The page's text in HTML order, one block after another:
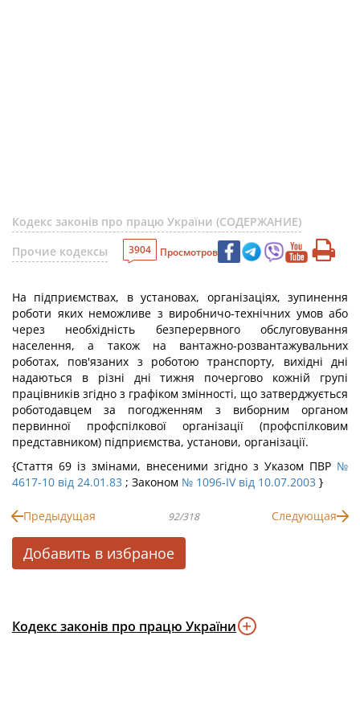
Кодекс законів про працю України (СОДЕРЖАНИЕ)
Прочие кодексы
3904 Просмотров
На підприємствах, в установах, організаціях, зупинення
роботи яких неможливе з виробничо-технічних умов або
через необхідність безперервного обслуговування
населення, а також на вантажно-розвантажувальних
роботах, пов'язаних з роботою транспорту, вихідні дні
надаються в різні дні тижня почергово кожній групі
працівників згідно з графіком змінності, що затверджується
роботодавцем за погодженням з виборним органом
первинної профспілкової організації (профспілковим
представником) підприємства, установи, організації.
{Стаття 69 із змінами, внесеними згідно з Указом ПВР №
4617-10 від 24.01.83 ; Законом № 1096-IV від 10.07.2003 }
Предыдущая 92/318 Следующая
Добавить в избраное
Кодекс законів про працю України